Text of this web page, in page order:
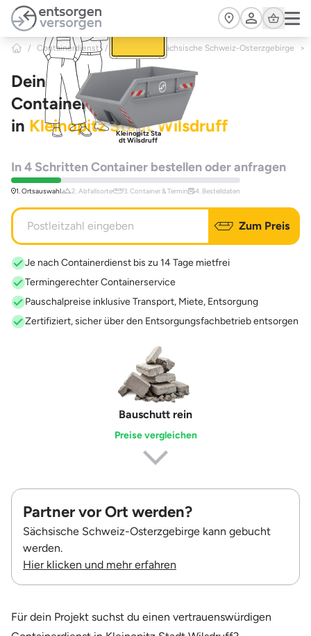
Zum Hauptinhalt springen
Cart
/ Containerdienst / Sächsische Schweiz-Osterzgebirge >
Dein
Containerdienst
in Kleinopitz Stadt Wilsdruff
Kleinopitz Sta
dt Wilsdruff
In 4 Schritten Container bestellen oder anfragen
1. Ortsauswahl 2. Abfallsorte 3. Container & Termin 4. Bestelldaten
Zum Preis
Je nach Containerdienst bis zu 14 Tage mietfrei
Termingerechter Containerservice
Pauschalpreise inklusive Transport, Miete, Entsorgung
Zertifiziert, sicher über den Entsorgungsfachbetrieb entsorgen
Erdaushub
Preise vergleichen
Partner vor Ort werden?
Sächsische Schweiz-Osterzgebirge kann gebucht
werden.
Hier klicken und mehr erfahren
Für dein Projekt suchst du einen vertrauenswürdigen